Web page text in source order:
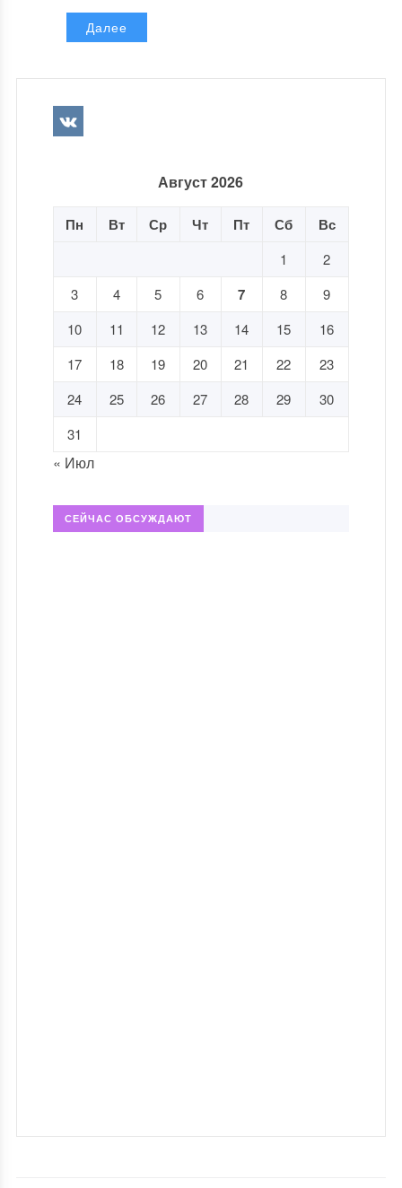
Далее
Август 2026
Пн Вт Ср Чт Пт Сб Вс
1
2
3
4 5 6 7 8
9
10
11 12 13 14 15
16
17
18 19 20 21 22
23
24
25 26 27 28 29
30
31
« Июл
СЕЙЧАС ОБСУЖДАЮТ